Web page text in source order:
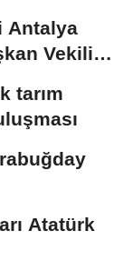
Antalya
Vekili
tarım
Atatürk